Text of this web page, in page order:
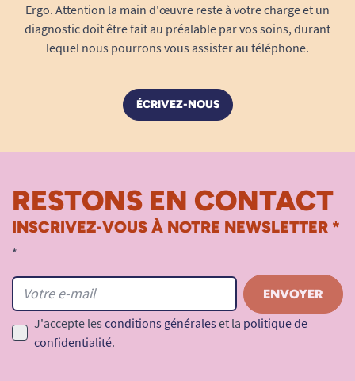
Ergo. Attention la main d'œuvre reste à votre charge et un
diagnostic doit être fait au préalable par vos soins, durant
lequel nous pourrons vous assister au téléphone.
ÉCRIVEZ-NOUS
RESTONS EN CONTACT
INSCRIVEZ-VOUS À NOTRE NEWSLETTER *
*
J'accepte les conditions générales et la politique de
confidentialité.